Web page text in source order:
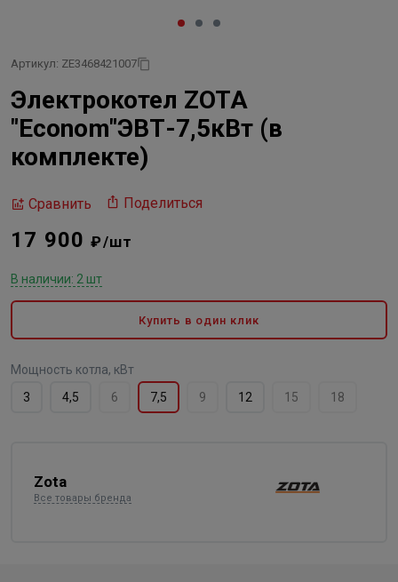
Артикул: ZE3468421007
Электрокотел ZOTA
"Econom"ЭВТ-7,5кВт (в
комплекте)
Сравнить Поделиться
17 900₽/шт
В наличии: 2 шт
Купить в один клик
Мощность котла, кВт
3
4,5 6 7,5 9 12 15 18
Zota
Все товары бренда